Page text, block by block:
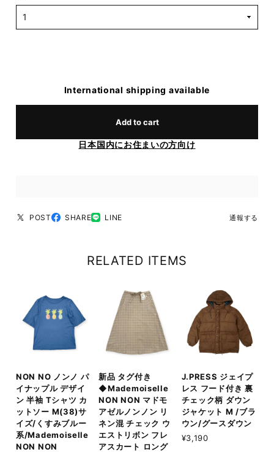
International shipping available
Add to cart
日本国内にお住まいの方向け
POST SHARE LINE 通報する
RELATED ITEMS
NON NO ノンノ パ
イナップル デザイ
ン 半袖 Tシャツ カ
ットソー M(38)サ
イズ/くすみブルー
系/Mademoiselle
NON NON
新品 タグ付き
◆Mademoiselle
NON NON マドモ
アゼルノンノン リ
ネン混 チェック ウ
エストリボン フレ
アスカート ロング
J.PRESS ジェイプ
レス フード付き 裏
チェック柄 ダウン
ジャケット M /ブラ
ウン/グースダウン
¥3,190